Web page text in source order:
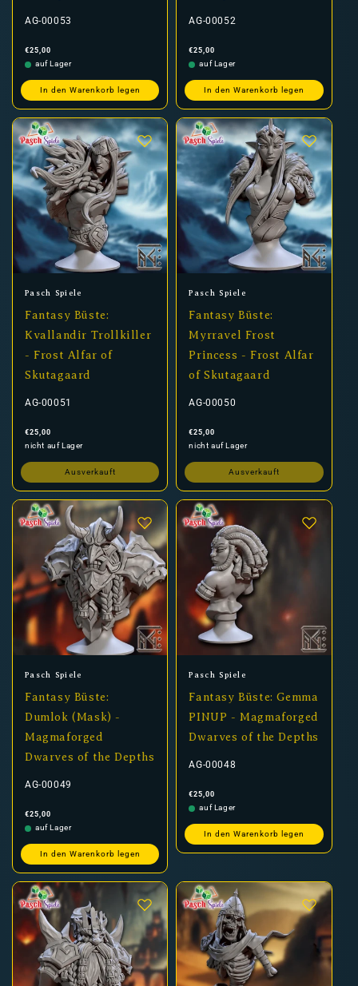
AG-00053
Normaler
Preis
€25,00
auf Lager
In den Warenkorb legen
AG-00052
Normaler
Preis
€25,00
auf Lager
In den Warenkorb legen
Anbieter:
Pasch Spiele
Fantasy Büste:
Kvallandir Trollkiller
- Frost Alfar of
Skutagaard
AG-00051
Normaler
Preis
€25,00
nicht auf Lager
Ausverkauft
Anbieter:
Pasch Spiele
Fantasy Büste:
Myrravel Frost
Princess - Frost Alfar
of Skutagaard
AG-00050
Normaler
Preis
€25,00
nicht auf Lager
Ausverkauft
Anbieter:
Pasch Spiele
Fantasy Büste:
Dumlok (Mask) -
Magmaforged
Dwarves of the Depths
AG-00049
Normaler
Preis
€25,00
auf Lager
In den Warenkorb legen
Anbieter:
Pasch Spiele
Fantasy Büste: Gemma
PINUP - Magmaforged
Dwarves of the Depths
AG-00048
Normaler
Preis
€25,00
auf Lager
In den Warenkorb legen